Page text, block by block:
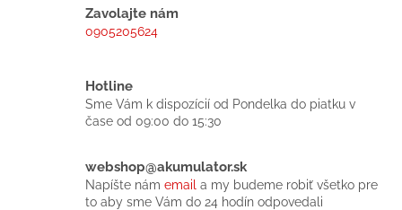
Zavolajte nám
0905205624
Hotline
Sme Vám k dispozícií od Pondelka do piatku v
čase od 09:00 do 15:30
webshop@akumulator.sk
Napíšte nám email a my budeme robiť všetko pre
to aby sme Vám do 24 hodín odpovedali